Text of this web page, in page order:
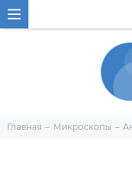
Главная Микроскопы